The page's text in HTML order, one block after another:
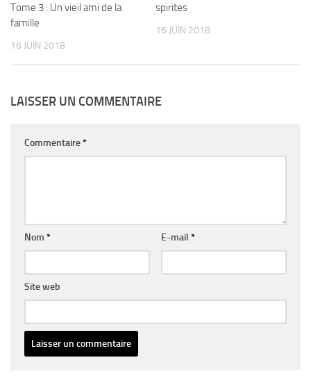
Tome 3 : Un vieil ami de la
famille
16 JUIN 2018
spirites
16 JUIN 2018
LAISSER UN COMMENTAIRE
Commentaire*
Nom * E-mail *
Site web